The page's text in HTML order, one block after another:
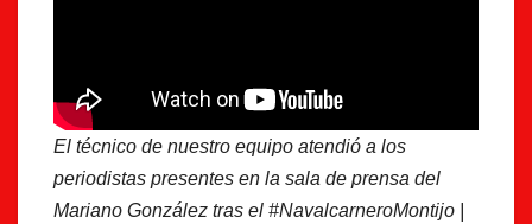
El técnico de nuestro equipo atendió a los
periodistas presentes en la sala de prensa del
Mariano González tras el #NavalcarneroMontijo |